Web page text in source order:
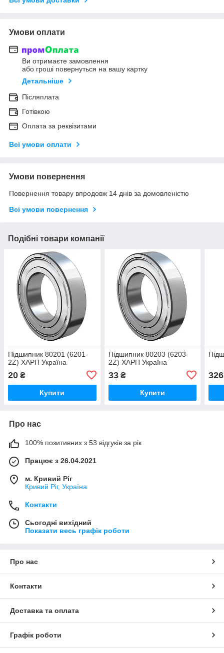
Умови оплати
Ви отримаєте замовлення
або гроші повернуться на вашу картку
Детальніше
Післяплата
Готівкою
Оплата за реквізитами
Всі умови оплати
Умови повернення
Повернення товару впродовж 14 днів за домовленістю
Всі умови повернення
Подібні товари компанії
Підшипник 80201 (6201-
2Z) ХАРП Україна
20 ₴
Купити
Підшипник 80203 (6203-
2Z) ХАРП Україна
33₴
Купити
326
Про нас
100% позитивних з 53 відгуків за рік
Працює з 26.04.2021
м. Кривий Ріг
Кривий Ріг, Україна
Контакти
Сьогодні вихідний
Показати весь графік роботи
Про нас
Контакти
Доставка та оплата
Графік роботи